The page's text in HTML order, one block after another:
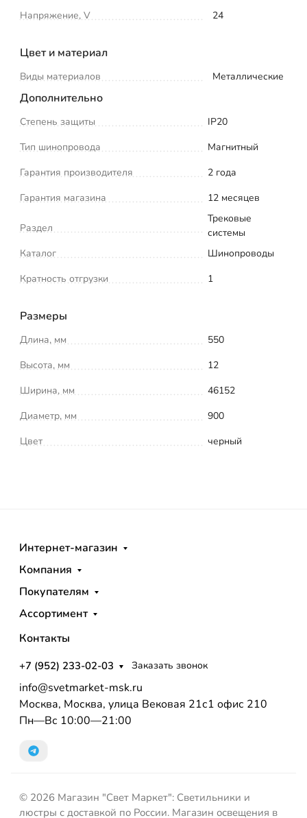
Напряжение, V 24
Цвет и материал
Виды материалов Металлические
Дополнительно
Степень защиты
IP20
Тип шинопровода
Магнитный
Гарантия производителя
2 года
Гарантия магазина
12 месяцев
Раздел
Трековые
системы
Каталог
Шинопроводы
Кратность отгрузки
1
Размеры
Длина, мм
550
Высота, мм
12
Ширина, мм
46152
Диаметр, мм
900
Цвет
черный
Интернет-магазин
Компания
Покупателям
Ассортимент
Контакты
+7 (952) 233-02-03 Заказать звонок
info@svetmarket-msk.ru
Москва, Москва, улица Вековая 21с1 офис 210
Пн—Вс 10:00—21:00
© 2026 Магазин "Свет Маркет": Светильники и
люстры с доставкой по России. Магазин освещения в